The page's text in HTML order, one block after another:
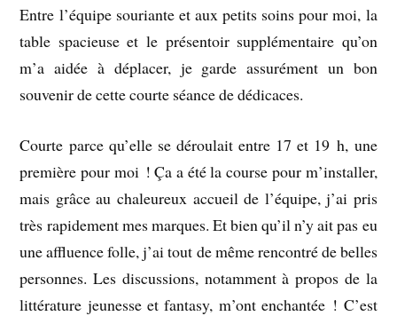
Entre l’équipe souriante et aux petits soins pour moi, la
table spacieuse et le présentoir supplémentaire qu’on
m’a aidée à déplacer, je garde assurément un bon
souvenir de cette courte séance de dédicaces.
Courte parce qu’elle se déroulait entre 17 et 19 h, une
première pour moi ! Ça a été la course pour m’installer,
mais grâce au chaleureux accueil de l’équipe, j’ai pris
très rapidement mes marques. Et bien qu’il n’y ait pas eu
une affluence folle, j’ai tout de même rencontré de belles
personnes. Les discussions, notamment à propos de la
littérature jeunesse et fantasy, m’ont enchantée ! C’est